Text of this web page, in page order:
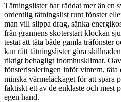
Tätningslister har räddat mer än en
ordentlig tätningslist runt fönster
man vill slippa drag, sänka
från grannens skoterstart klockan
testat att täta både gamla träfönster
kan rätt tätningslister göra
riktigt behagligt inomhusklimat.
fönsterisoleringen inför vintern,
minska värmeläckaget för att spara
faktiskt ett av de enklaste och mest
egen hand.